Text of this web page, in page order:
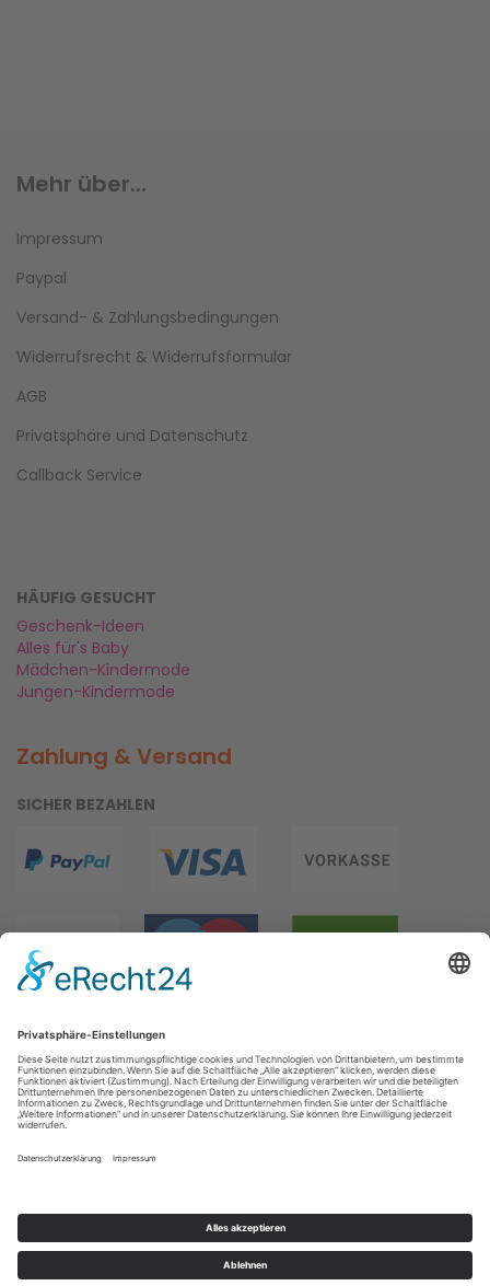
Mehr über...
Impressum
Paypal
Versand- & Zahlungsbedingungen
Widerrufsrecht & Widerrufsformular
AGB
Privatsphäre und Datenschutz
Callback Service
HÄUFIG GESUCHT
Geschenk-Ideen
Alles für's Baby
Mädchen-Kindermode
Jungen-Kindermode
Zahlung & Versand
SICHER BEZAHLEN
WIR VERSENDEN MIT